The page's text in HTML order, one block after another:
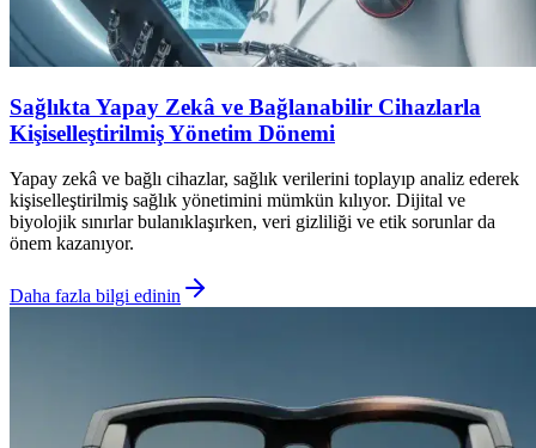
Sağlıkta Yapay Zekâ ve Bağlanabilir Cihazlarla
Kişiselleştirilmiş Yönetim Dönemi
Yapay zekâ ve bağlı cihazlar, sağlık verilerini toplayıp analiz ederek
kişiselleştirilmiş sağlık yönetimini mümkün kılıyor. Dijital ve
biyolojik sınırlar bulanıklaşırken, veri gizliliği ve etik sorunlar da
önem kazanıyor.
Daha fazla bilgi edinin